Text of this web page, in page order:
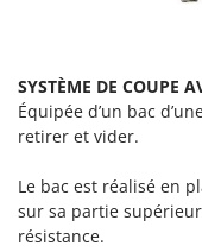
Robomow
Rossofuoco
Royal Food
Ryobi
SYSTÈME DE COUPE
Équipée d’un bac
retirer et vider.
Le bac est réalisé en
sur sa partie
résistance.